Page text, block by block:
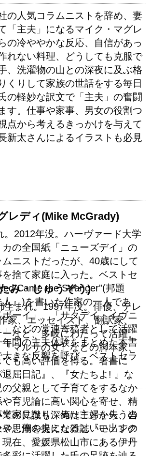
の人気コラムニストを辞め、妻
「主夫」になるマイク・マグレ
の冷ややかな反応、自信があっ
れない料理、どうしても克服で
、洗濯物の山との深夜に及ぶ格
くりして家族の世話をする毎日
軽妙な訳文で「主夫」の奮闘
す。仕事や家事、男女の役割つ
点から考えるきっかけを与えて
新太さんによるイラストも必見
レディ(Mike McGrady)
。2012年没。ハーヴァード大学
の全国紙「ニューズデイ」の
ニストだったが、40歳にして
捨て家庭に入った。ベストセ
Came the Stranger”(邦題
』)を書いた作家の一人であ
ボーイ」、「サタデイ・イヴニ
などの常連寄稿者として活躍
年間の主夫体験をまとめた本書
きな反響を呼び、ベストセラ
み・じゅうぞう)
生まれ。1997年没。俳優、テレ
家、エッセイスト、翻訳家、
など、多岐にわたって活躍。
『マルサの女』などの脚本家、
も高い評価を得る。著書に
屈日記』、『女たちよ! 』な
父親として子育てをするなか
育児論に高い関心を寄せ、精
の見識も深めたことから、当
思潮を捉えた雑誌『モノンク
現在、愛媛県松山市にある伊丹
家になり、俺は主婦を失うの
、俺の夫になるといい出すの